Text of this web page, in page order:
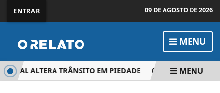
ENTRAR 09 DE AGOSTO DE 2026
MENU
ALTERA TRÂNSITO EM PIEDADE CAMINHÃO TOMBA
MENU